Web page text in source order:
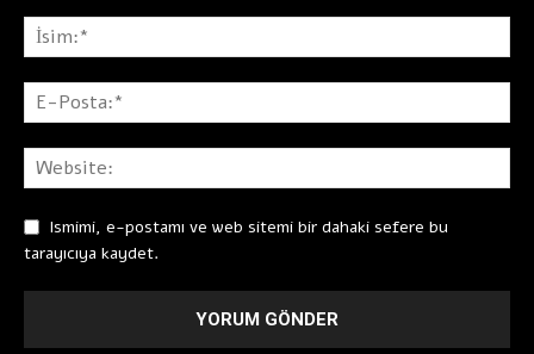
Ismimi, e-postamı ve web sitemi bir dahaki sefere bu
tarayıcıya kaydet.